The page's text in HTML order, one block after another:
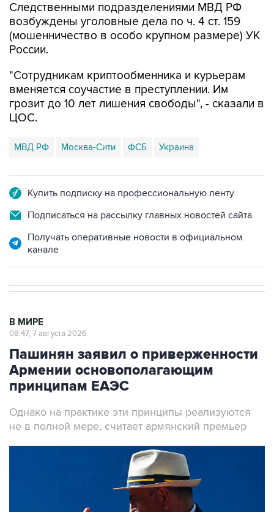
Следственными подразделениями МВД РФ
возбуждены уголовные дела по ч. 4 ст. 159
(мошенничество в особо крупном размере) УК
России.
"Сотрудникам криптообменника и курьерам
вменяется соучастие в преступлении. Им
грозит до 10 лет лишения свободы", - сказали в
ЦОС.
МВД РФ Москва-Сити ФСБ Украина
Купить подписку на профессиональную ленту
Подписаться на рассылку главных новостей сайта
Получать оперативные новости в официальном
канале
В МИРЕ
08:47, 7 августа 2026
Пашинян заявил о приверженности
Армении основополагающим
принципам ЕАЭС
Однако на практике эти принципы реализуются
не в полной мере, считает армянский премьер